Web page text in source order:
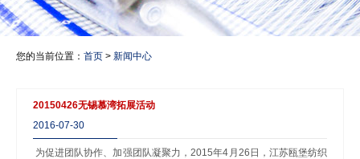
您的当前位置： 首页 > 新闻中心
20150426无锡慕湾拓展活动
2016-07-30
为促进团队协作、加强团队凝聚力，2015年4月26日，江苏瓯堡纺织